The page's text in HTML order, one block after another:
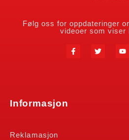
Følg oss for oppdateringer
videoer som viser
Informasjon
Reklamasjon